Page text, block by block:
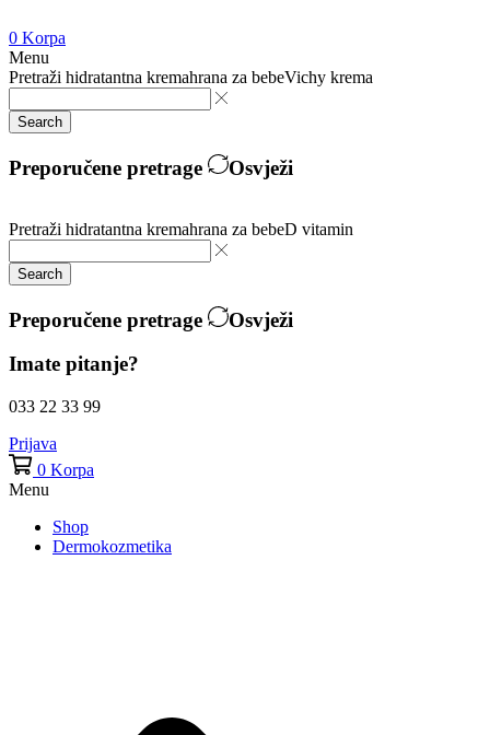
0 Korpa
Menu
Pretraži hidratantna kremahrana za bebeVichy krema
Search
Preporučene pretrage Osvježi
Pretraži hidratantna kremahrana za bebeD vitamin
Search
Preporučene pretrage
Osvježi
Imate pitanje?
033 22 33 99
Prijava
0 Korpa
Menu
Shop
Dermokozmetika